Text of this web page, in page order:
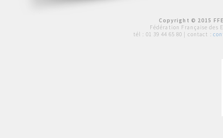
Copyright © 2015
Fédération Française des
tél : 01 39 44 65 80 | contact :